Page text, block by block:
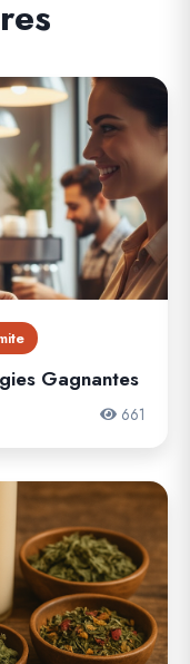
Gagnantes
661